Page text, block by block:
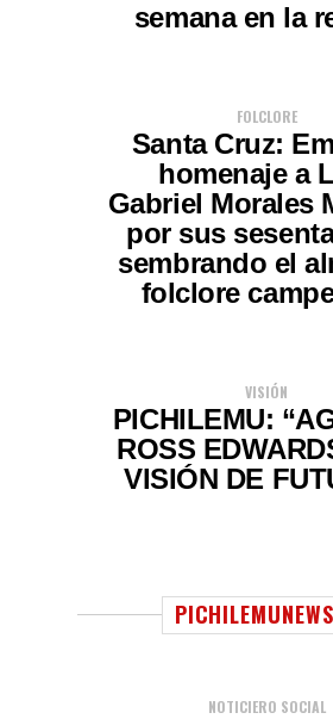
semana en la
FOLCLORE
Santa Cruz:
homenaje a
Gabriel Morales
por sus
sembrando el
folclore
VISIÓN
PICHILEMU:
ROSS
VISIÓN DE
NOTICIERO SOCIAL